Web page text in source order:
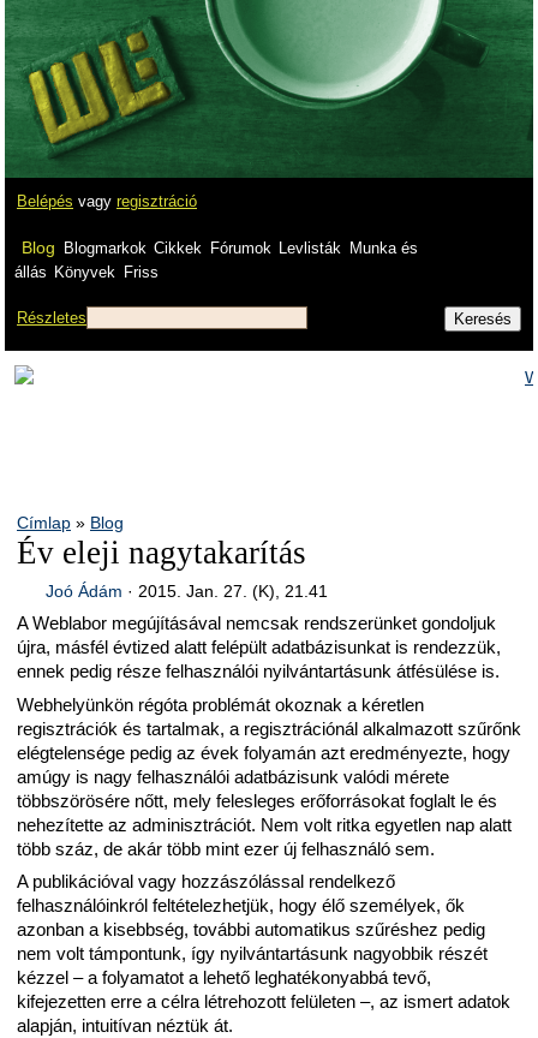
Belépés vagy regisztráció
Blog Blogmarkok Cikkek Fórumok Levlisták
Munka és
állás Könyvek Friss
Részletes
Címlap » Blog
Év eleji nagytakarítás
Joó Ádám · 2015. Jan. 27. (K), 21.41
A Weblabor megújításával nemcsak rendszerünket gondoljuk
újra, másfél évtized alatt felépült adatbázisunkat is rendezzük,
ennek pedig része felhasználói nyilvántartásunk átfésülése is.
Webhelyünkön régóta problémát okoznak a kéretlen
regisztrációk és tartalmak, a regisztrációnál alkalmazott szűrőnk
elégtelensége pedig az évek folyamán azt eredményezte, hogy
amúgy is nagy felhasználói adatbázisunk valódi mérete
többszörösére nőtt, mely felesleges erőforrásokat foglalt le és
nehezítette az adminisztrációt. Nem volt ritka egyetlen nap alatt
több száz, de akár több mint ezer új felhasználó sem.
A publikációval vagy hozzászólással rendelkező
felhasználóinkról feltételezhetjük, hogy élő személyek, ők
azonban a kisebbség, további automatikus szűréshez pedig
nem volt támpontunk, így nyilvántartásunk nagyobbik részét
kézzel – a folyamatot a lehető leghatékonyabbá tevő,
kifejezetten erre a célra létrehozott felületen –, az ismert adatok
alapján, intuitívan néztük át.